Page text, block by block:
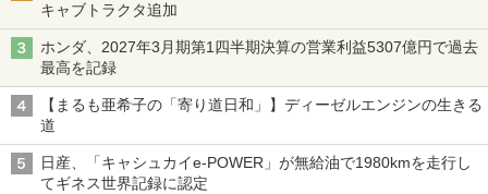
キャブトラクタ追加
ホンダ、2027年3月期第1四半期決算の営業利益5307億円で過去
最高を記録
【まるも亜希子の「寄り道日和」】ディーゼルエンジンの生きる
道
日産、「キャシュカイe-POWER」が無給油で1980kmを走行し
てギネス世界記録に認定